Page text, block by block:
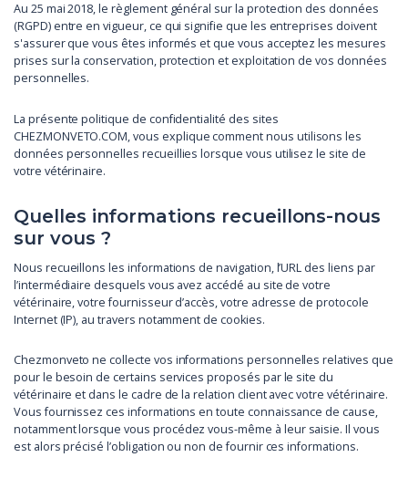
Au 25 mai 2018, le règlement général sur la protection des données
(RGPD) entre en vigueur, ce qui signifie que les entreprises doivent
s'assurer que vous êtes informés et que vous acceptez les mesures
prises sur la conservation, protection et exploitation de vos données
personnelles.
La présente politique de confidentialité des sites
CHEZMONVETO.COM, vous explique comment nous utilisons les
données personnelles recueillies lorsque vous utilisez le site de
votre vétérinaire.
Quelles informations recueillons-nous
sur vous ?
Nous recueillons les informations de navigation, l’URL des liens par
l’intermédiaire desquels vous avez accédé au site de votre
vétérinaire, votre fournisseur d’accès, votre adresse de protocole
Internet (IP), au travers notamment de cookies.
Chezmonveto ne collecte vos informations personnelles relatives que
pour le besoin de certains services proposés par le site du
vétérinaire et dans le cadre de la relation client avec votre vétérinaire.
Vous fournissez ces informations en toute connaissance de cause,
notamment lorsque vous procédez vous-même à leur saisie. Il vous
est alors précisé l’obligation ou non de fournir ces informations.